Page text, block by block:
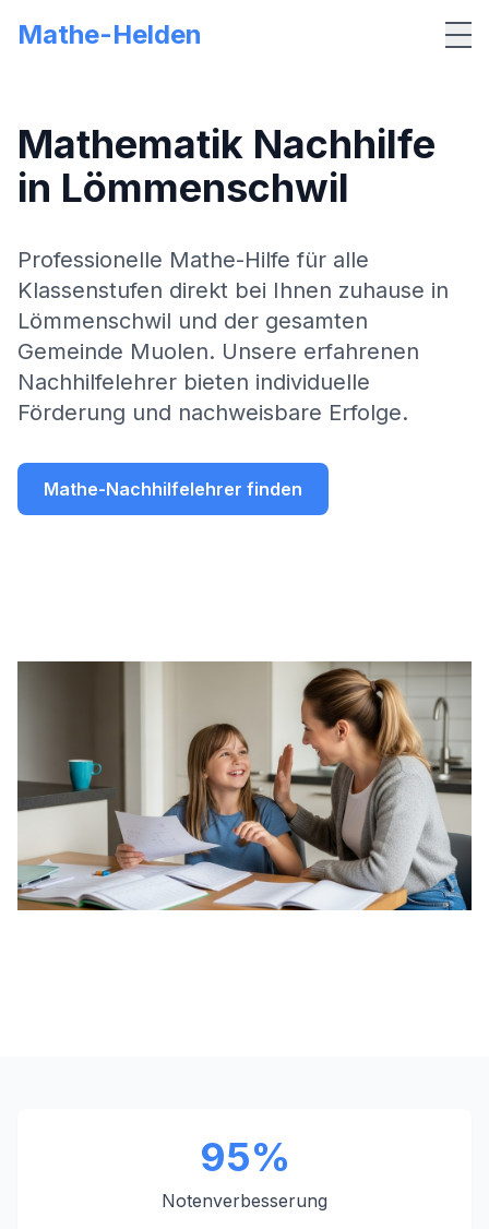
Mathe-Helden
Mathematik Nachhilfe
in Lömmenschwil
Professionelle Mathe-Hilfe für alle
Klassenstufen direkt bei Ihnen zuhause in
Lömmenschwil und der gesamten
Gemeinde Muolen. Unsere erfahrenen
Nachhilfelehrer bieten individuelle
Förderung und nachweisbare Erfolge.
Mathe-Nachhilfelehrer finden
95%
Notenverbesserung